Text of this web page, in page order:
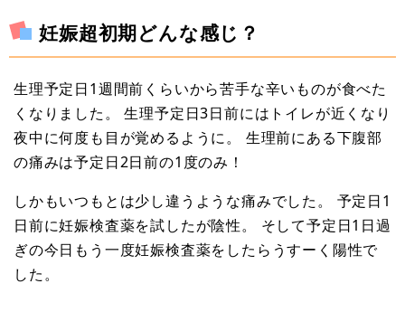
妊娠超初期どんな感じ？
生理予定日1週間前くらいから苦手な辛いものが食べた
くなりました。 生理予定日3日前にはトイレが近くなり
夜中に何度も目が覚めるように。 生理前にある下腹部
の痛みは予定日2日前の1度のみ！
しかもいつもとは少し違うような痛みでした。 予定日1
日前に妊娠検査薬を試したが陰性。 そして予定日1日過
ぎの今日もう一度妊娠検査薬をしたらうすーく陽性で
した。